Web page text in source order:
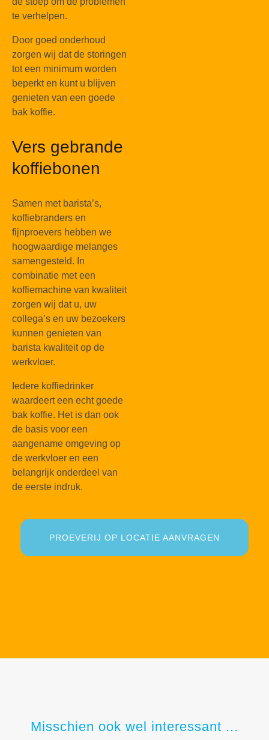
te verhelpen.
Door goed onderhoud
zorgen wij dat de storingen
tot een minimum worden
beperkt en kunt u blijven
genieten van een goede
bak koffie.
Vers gebrande
koffiebonen
Samen met barista’s,
koffiebranders en
fijnproevers hebben we
hoogwaardige melanges
samengesteld. In
combinatie met een
koffiemachine van kwaliteit
zorgen wij dat u, uw
collega’s en uw bezoekers
kunnen genieten van
barista kwaliteit op de
werkvloer.
Iedere koffiedrinker
waardeert een echt goede
bak koffie. Het is dan ook
de basis voor een
aangename omgeving op
de werkvloer en een
belangrijk onderdeel van
de eerste indruk.
PROEVERIJ OP LOCATIE AANVRAGEN
Misschien ook wel interessant ...